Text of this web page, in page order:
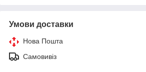
Умови доставки
Нова Пошта
Самовивіз